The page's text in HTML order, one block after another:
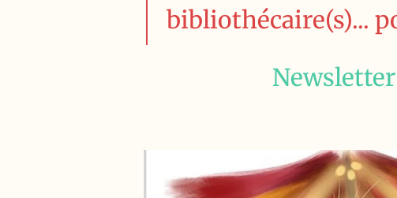
bibliothécaire(s)...
Newsletter